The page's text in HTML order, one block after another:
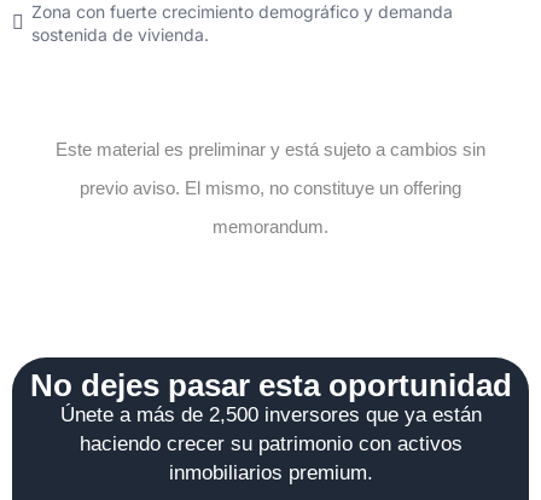
Zona con fuerte crecimiento demográfico y demanda
sostenida de vivienda.
Este material es preliminar y está sujeto a cambios sin
previo aviso. El mismo, no constituye un offering
memorandum.
No dejes pasar esta oportunidad
Únete a más de 2,500 inversores que ya están
haciendo crecer su patrimonio con activos
inmobiliarios premium.